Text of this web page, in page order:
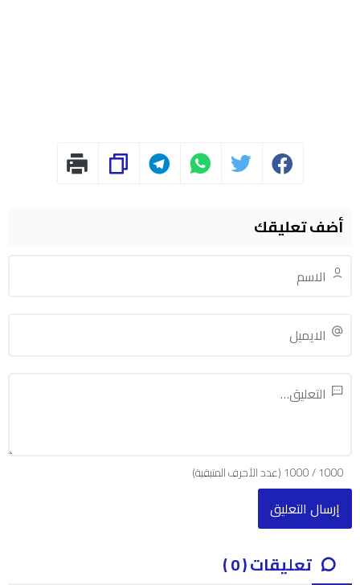
أضف تعليقك
1000
/
1000(عدد الأحرف المتبقية)
تعليقات ( 0 )